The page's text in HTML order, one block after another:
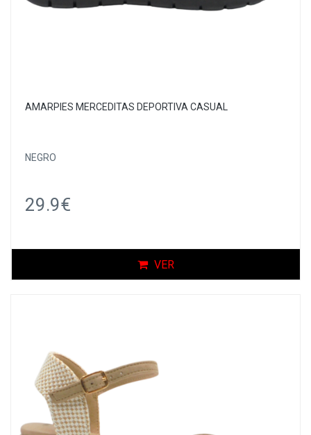
AMARPIES MERCEDITAS DEPORTIVA CASUAL
NEGRO
29.9€
VER